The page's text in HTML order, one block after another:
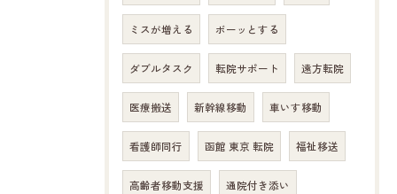
ミスが増える ボーッとする
ダブルタスク 転院サポート 遠方転院
医療搬送 新幹線移動 車いす移動
看護師同行 函館 東京 転院 福祉移送
高齢者移動支援 通院付き添い